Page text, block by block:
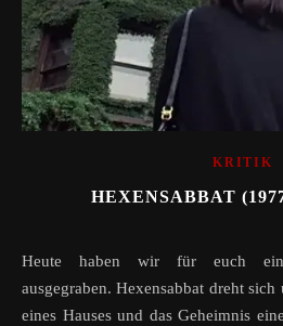
KRITIK
HEXENSABBAT
Heute haben wir für euch einen kleinen Geheimtipp
ausgegraben. Hexensabbat dreht
eines Hauses und das Geheimnis